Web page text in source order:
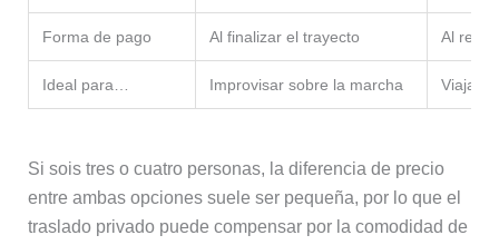
Forma de pago Al finalizar el trayecto Al
Ideal para… Improvisar sobre la marcha Viajar
Si sois tres o cuatro personas, la diferencia de precio
entre ambas opciones suele ser pequeña, por lo que el
traslado privado puede compensar por la comodidad de